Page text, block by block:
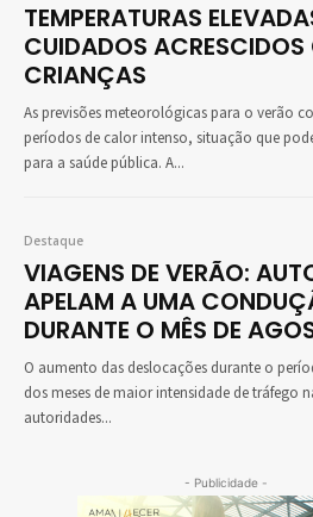
TEMPERATURAS
CUIDADOS
CRIANÇAS
As previsões meteorológicas para o verão
períodos de calor intenso, situação que
para a saúde pública. A...
Destaque
VIAGENS DE VERÃO:
APELAM A UMA
DURANTE O MÊS DE
O aumento das deslocações durante o
dos meses de maior intensidade de tráfego
autoridades...
- Publicidade -